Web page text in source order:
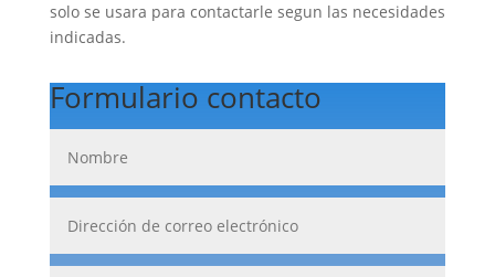
solo se usara para contactarle segun las necesidades
indicadas.
Formulario contacto